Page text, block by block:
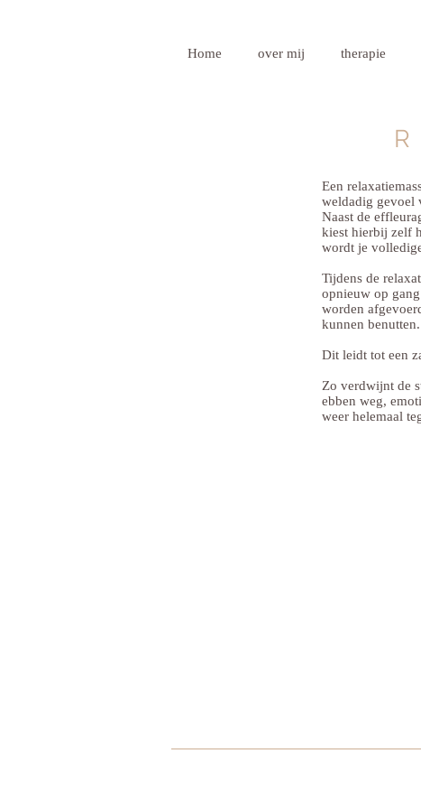
Home over mij therapie
Een
weldadig gevoel
Naast de
kiest hierbij zelf
wordt je
Tijdens de
opnieuw op
worden
kunnen benutten.
Dit leidt tot een
Zo verdwijnt de
ebben weg,
weer helemaal